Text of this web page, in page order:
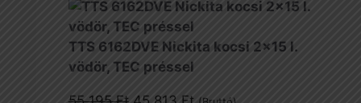
was:
1
880 Ft.
1
257 Ft.
TTS 6162DVE Nickita kocsi 2x15 l.
vödör, TEC préssel
Original
Current